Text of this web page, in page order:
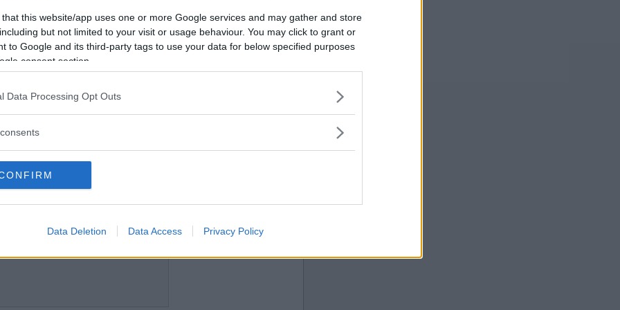
that this website/app uses one or more Google services and may gather and store
but not limited to your visit or usage behaviour. You may click to grant or
to Google and its third-party tags to use your data for below specified purposes
consent section.
Data Processing Opt Outs
Data Deletion Data Access Privacy Policy
Vill du bli
medlem?